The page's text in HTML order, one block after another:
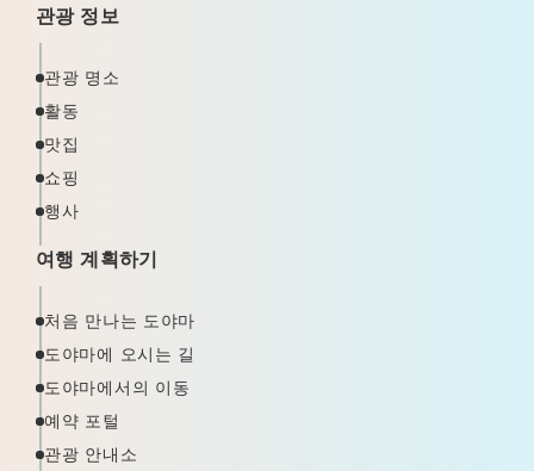
관광 정보
관광 명소
활동
맛집
쇼핑
행사
여행 계획하기
처음 만나는 도야마
도야마에 오시는 길
도야마에서의 이동
예약 포털
관광 안내소